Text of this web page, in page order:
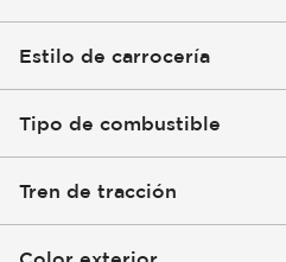
Estilo de carrocería
Tipo de combustible
Tren de tracción